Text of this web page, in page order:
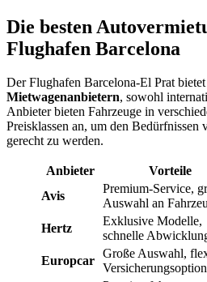
Die besten
Flughafen Barcelona
Der Flughafen Barcelona-El Prat
Mietwagenanbietern, sowohl
Anbieter bieten Fahrzeuge in
Preisklassen an, um den Bedürfnissen
gerecht zu werden.
Anbieter Vorteile
Avis
Premium-Service,
Auswahl an
Hertz
Exklusive Modelle,
schnelle
Europcar
Große Auswahl,